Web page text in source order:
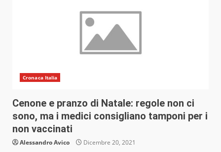
Cronaca Italia
Cenone e pranzo di Natale: regole non ci
sono, ma i medici consigliano tamponi per i
non vaccinati
Alessandro Avico Dicembre 20, 2021